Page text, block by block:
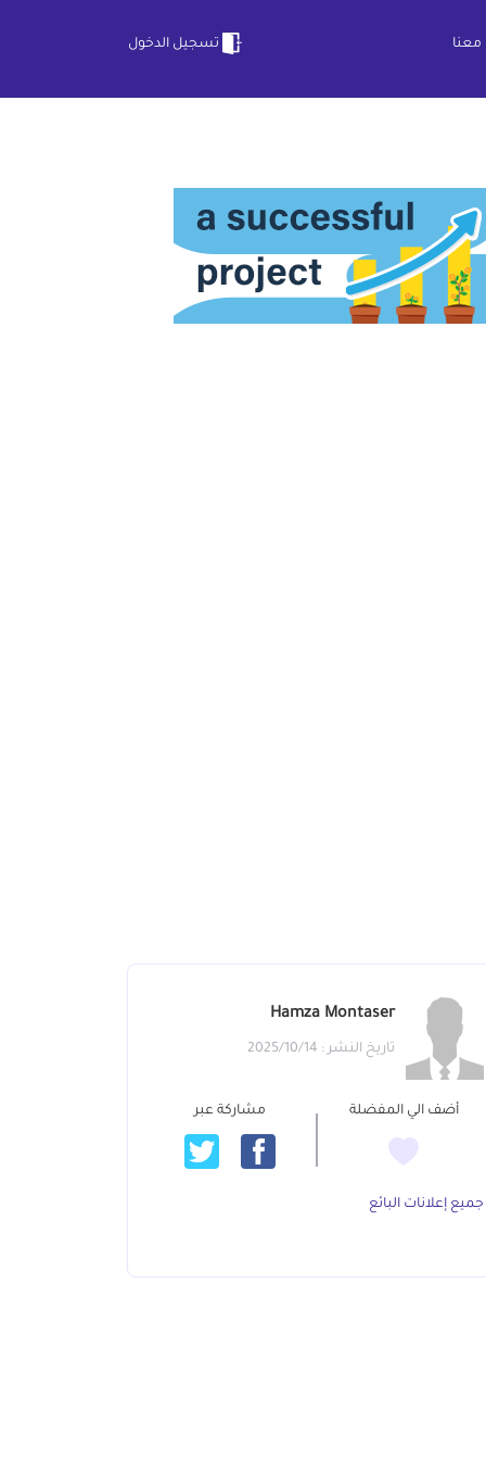
تسجيل الدخول
Hamza Montaser
تاريخ النشر : 2025/10/14
أضف الي المفضلة مشاركة عبر
جميع إعلانات البائع